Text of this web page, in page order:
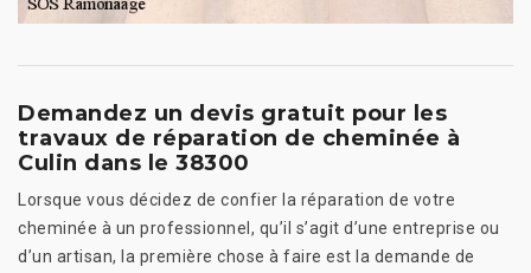
Demandez un devis gratuit pour les
travaux de réparation de cheminée à
Culin dans le 38300
Lorsque vous décidez de confier la réparation de votre
cheminée à un professionnel, qu’il s’agit d’une entreprise ou
d’un artisan, la première chose à faire est la demande de